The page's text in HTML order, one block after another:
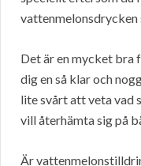
Det är en mycket bra
dig en så klar och
lite svårt att veta vad
vill återhämta sig på
Är